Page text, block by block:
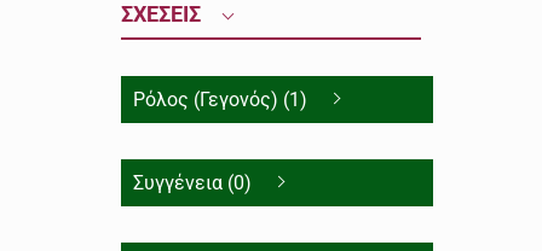
ΣΧΕΣΕΙΣ
Ρόλος (Γεγονός) (1)
Συγγένεια (0)